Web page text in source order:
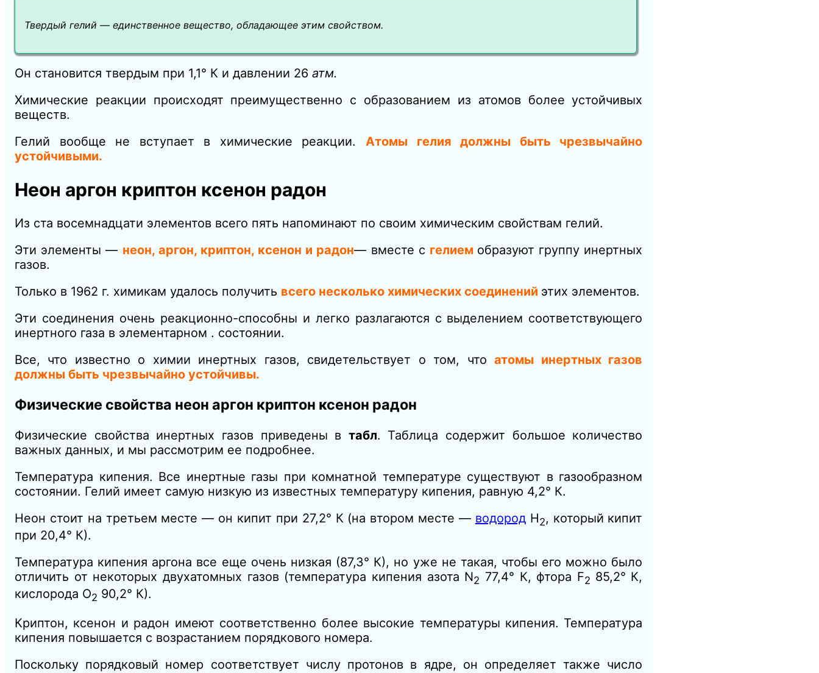
Твердый гелий — единственное вещество, обладающее этим свойством.
Он становится твердым при 1,1° К и давлении 26 атм.
Химические реакции происходят преимущественно с образованием из атомов более устойчивых
веществ.
Гелий вообще не вступает в химические реакции.Атомы гелия должны быть чрезвычайно
устойчивыми.
Неон аргон криптон ксенон радон
Из ста восемнадцати элементов всего пять напоминают по своим химическим свойствам гелий.
Эти элементы — неон, аргон, криптон, ксенон и радон— вместе с гелием образуют группу инертных
газов.
Только в 1962 г. химикам удалось получить всего несколько химических соединений этих элементов.
Эти соединения очень реакционно-способны и легко разлагаются с выделением соответствующего
инертного газа в элементарном . состоянии.
Все, что известно о химии инертных газов, свидетельствует о том, чтоатомы инертных газов
должны быть чрезвычайно устойчивы.
Физические свойства неон аргон криптон ксенон радон
Физические свойства инертных газов приведены в табл. Таблица содержит большое количество
важных данных, и мы рассмотрим ее подробнее.
Температура кипения. Все инертные газы при комнатной температуре существуют в газообразном
состоянии. Гелий имеет самую низкую из известных температуру кипения, равную 4,2° К.
Неон стоит на третьем месте — он кипит при 27,2° К (на втором месте — водородН2, который кипит
при 20,4° К).
Температура кипения аргона все еще очень низкая (87,3° К), но уже не такая, чтобы его можно было
отличить от некоторых двухатомных газов (температура кипения азота N2 77,4° К, фтора F2 85,2° К,
кислорода О2 90,2° К).
Криптон, ксенон и радон имеют соответственно более высокие температуры кипения. Температура
кипения повышается с возрастанием порядкового номера.
Поскольку порядковый номер соответствует числу протонов в ядре, он определяет также число